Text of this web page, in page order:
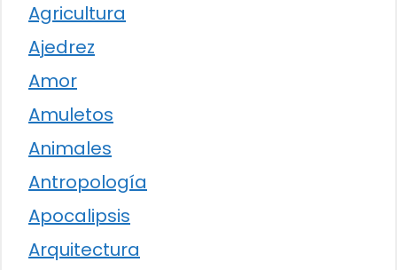
Agricultura
Ajedrez
Amor
Amuletos
Animales
Antropología
Apocalipsis
Arquitectura